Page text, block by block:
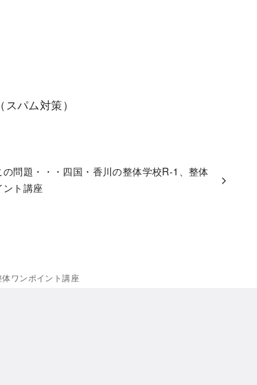
パム対策）
の問題・・・四国・香川の整体学校R-1、整体
ト講座
ワンポイント講座